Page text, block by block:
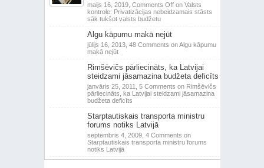
maijs 16, 2019, Comments Offon Valsts
kontrole: Privatizācijas nebeidzamais stāsts
sāk tukšot valsts budžetu
Algu kāpumu makā nejūt
jūlijs 16, 2013, 48 Comments on Algu kāpumu
makā nejūt
Rimšēvičs pārliecināts, ka Latvijai
steidzami jāsamazina budžeta deficīts
janvāris 25, 2011, 5 Comments on Rimšēvičs
pārliecināts, ka Latvijai steidzami jāsamazina
budžeta deficīts
Starptautiskais transporta ministru
forums notiks Latvijā
septembris 4, 2009, 4 Comments on
Starptautiskais transporta ministru forums
notiks Latvijā